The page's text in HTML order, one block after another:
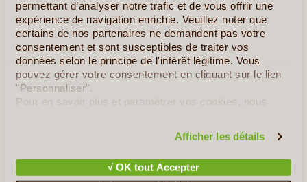
permettant d’analyser notre trafic et de vous offrir une
expérience de navigation enrichie. Veuillez noter que
certains de nos partenaires ne demandent pas votre
consentement et sont susceptibles de traiter vos
données selon le principe de l'intérêt légitime. Vous
pouvez gérer votre consentement en cliquant sur le lien
"Personnaliser".
Pour en savoir plus et paramétrer vos cookies, nous
Afficher les détails
√ OK tout Accepter
Indiquez ici les régions ou sites que vous souhaitez
découvrir ou bien l'itinéraire souhaité (soyez le plus
précis possible).